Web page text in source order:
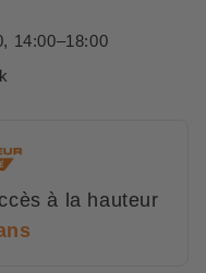
14:00–18:00
à la hauteur